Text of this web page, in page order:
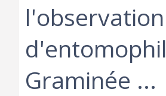
Graminée ...‎